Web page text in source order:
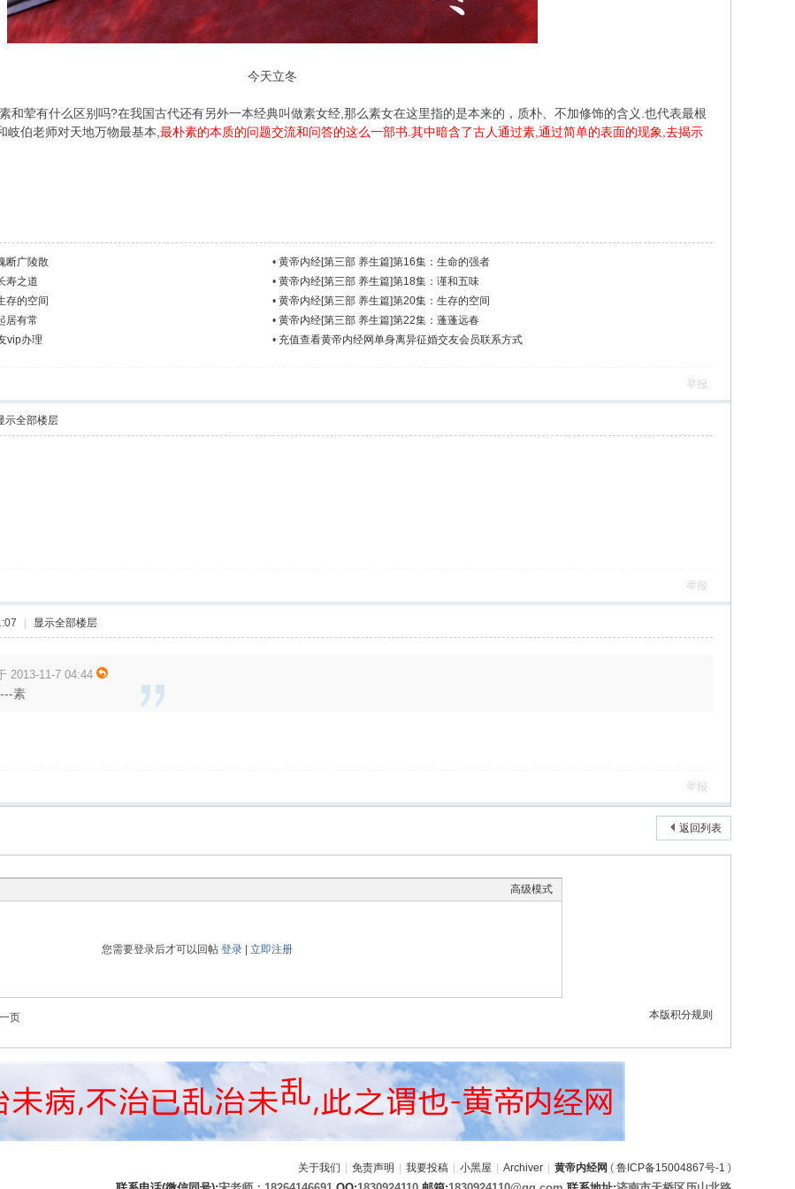
今天立冬
和荤有什么区别吗?在我国古代还有另外一本经典叫做素女经,那么素女在这里指的是本来的，质朴、不加修饰的含义.也代表最根
伯老师对天地万物最基本, 最朴素的本质的问题交流和问答的这么一部书.其中暗含了古人通过素,通过简单的表面的现象,去揭示
断广陵散 • 黄帝内经[第三部 养生篇]第16集：生命的强者
寿之道 • 黄帝内经[第三部 养生篇]第18集：谨和五味
存的空间 • 黄帝内经[第三部 养生篇]第20集：生存的空间
居有常 • 黄帝内经[第三部 养生篇]第22集：蓬蓬远春
vip办理 • 充值查看黄帝内经网单身离异征婚交友会员联系方式
举报
示全部楼层
举报
| 显示全部楼层
2013-11-7 04:44
素
举报
返回列表
高级模式
您需要登录后才可以回帖 登录| 立即注册
本版积分规则
页
关于我们 免责声明 我要投稿 小黑屋 Archiver 黄帝内经网 ( 鲁ICP备15004867号-1 )